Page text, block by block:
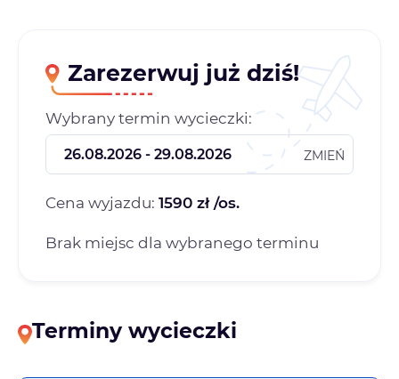
Zarezerwuj już dziś!
Wybrany termin wycieczki:
ZMIEŃ
Cena wyjazdu: 1590 zł /os.
Brak miejsc dla wybranego terminu
Terminy wycieczki